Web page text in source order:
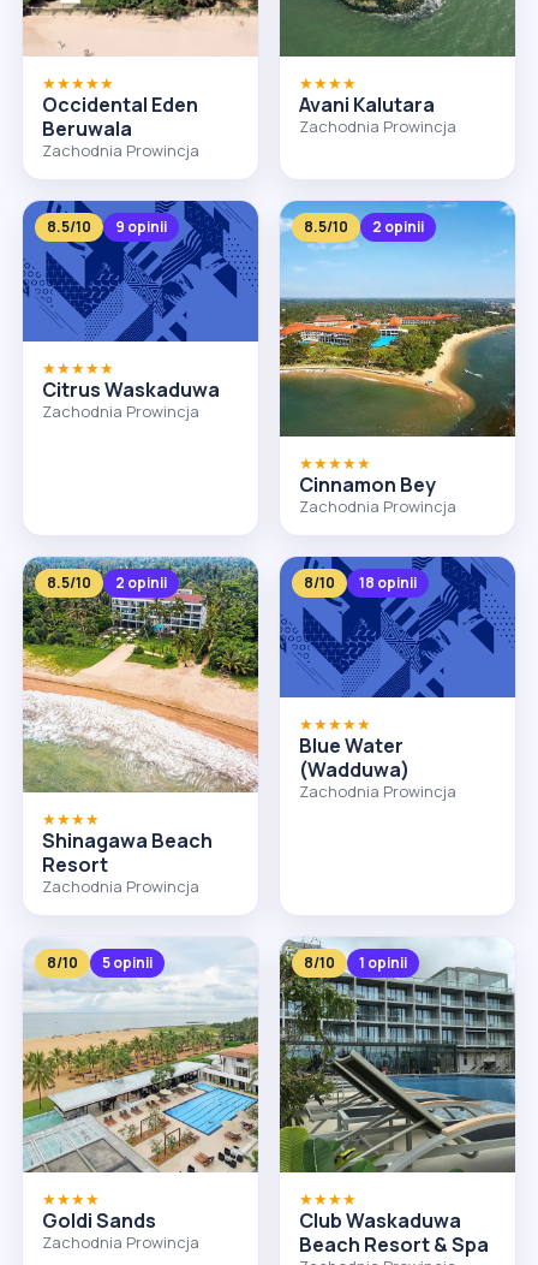
★★★★★
Occidental Eden
Beruwala
Zachodnia Prowincja
★★★★
Avani Kalutara
Zachodnia Prowincja
8.5/10 9 opinii
★★★★★
Citrus Waskaduwa
Zachodnia Prowincja
8.5/10 2 opinii
★★★★★
Cinnamon Bey
Zachodnia Prowincja
8.5/10 2 opinii
★★★★
Shinagawa Beach
Resort
Zachodnia Prowincja
8/10 18 opinii
★★★★★
Blue Water
(Wadduwa)
Zachodnia Prowincja
8/10 5 opinii
★★★★
Goldi Sands
Zachodnia Prowincja
8/10 1 opinii
★★★★
Club Waskaduwa
Beach Resort & Spa